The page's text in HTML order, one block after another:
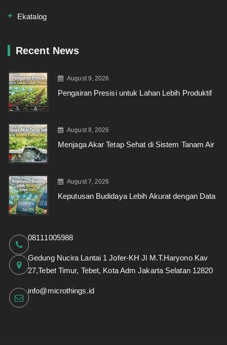
Ekatalog
Recent News
August 9, 2026
Pengairan Presisi untuk Lahan Lebih Produktif
August 8, 2026
Menjaga Akar Tetap Sehat di Sistem Tanam Air
August 7, 2026
Keputusan Budidaya Lebih Akurat dengan Data
08111005988
Gedung Nucira Lantai 1 Jofer-KH Jl M.T.Haryono Kav
27,Tebet Timur, Tebet, Kota Adm Jakarta Selatan 12820
info@microthings.id